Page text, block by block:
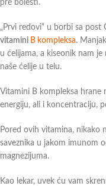
pre bolesti.
„Prvi redovi“ u borbi sa
vitamini B kompleksa.
u ćelijama, a kiseonik nam
naše ćelije u telu.
Vitamini B kompleksa hrane
energiju, ali i koncentraciju,
Pored ovih vitamina, nikako
saveznika u jakom imunom
magnezijuma.
Kao lekar, uvek ću vam